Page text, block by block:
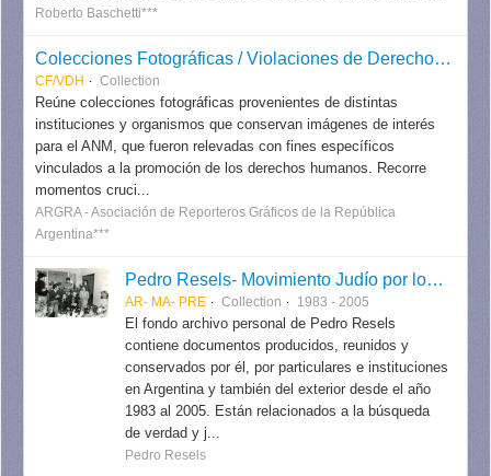
Roberto Baschetti***
Colecciones Fotográficas / Violaciones de Derechos Humanos
CF/VDH Collection
Reúne colecciones fotográficas provenientes de distintas
instituciones y organismos que conservan imágenes de interés
para el ANM, que fueron relevadas con fines específicos
vinculados a la promoción de los derechos humanos. Recorre
momentos cruci...
ARGRA - Asociación de Reporteros Gráficos de la República
Argentina***
Pedro Resels- Movimiento Judío por los Derechos Humanos
AR- MA- PRE Collection 1983 - 2005
El fondo archivo personal de Pedro Resels
contiene documentos producidos, reunidos y
conservados por él, por particulares e instituciones
en Argentina y también del exterior desde el año
1983 al 2005. Están relacionados a la búsqueda
de verdad y j...
Pedro Resels